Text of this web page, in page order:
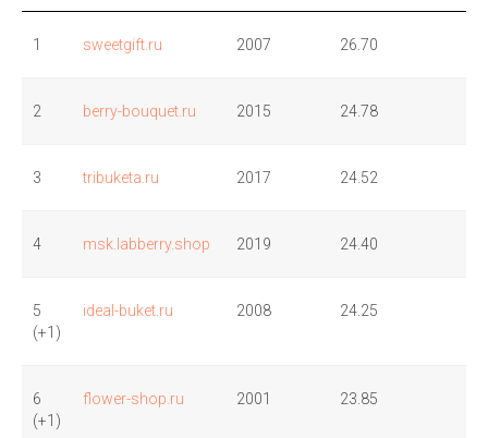
1 sweetgift.ru 2007 26.70
2 berry-bouquet.ru 2015 24.78
3 tribuketa.ru 2017 24.52
4 msk.labberry.shop 2019 24.40
5
(+1)
ideal-buket.ru 2008 24.25
6
(+1)
flower-shop.ru 2001 23.85